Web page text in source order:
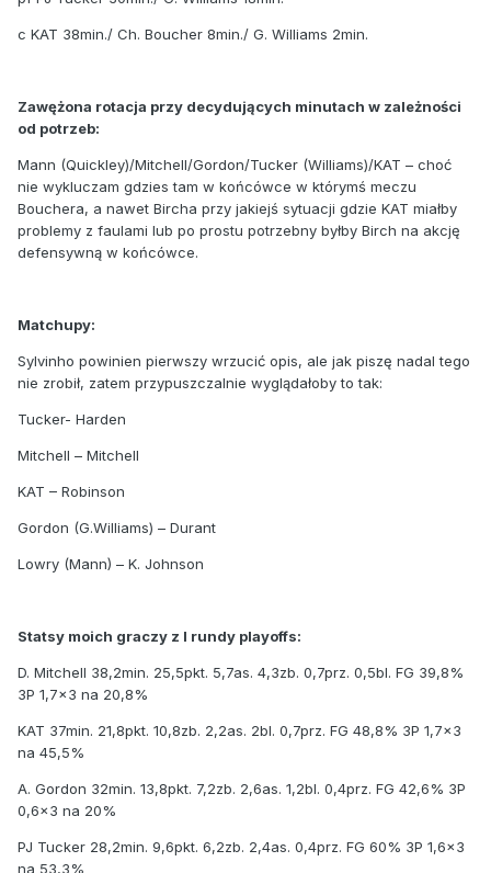
c KAT 38min./ Ch. Boucher 8min./ G. Williams 2min.
Zawężona rotacja przy decydujących minutach w zależności
od potrzeb:
Mann (Quickley)/Mitchell/Gordon/Tucker (Williams)/KAT – choć
nie wykluczam gdzies tam w końcówce w którymś meczu
Bouchera, a nawet Bircha przy jakiejś sytuacji gdzie KAT miałby
problemy z faulami lub po prostu potrzebny byłby Birch na akcję
defensywną w końcówce.
Matchupy:
Sylvinho powinien pierwszy wrzucić opis, ale jak piszę nadal tego
nie zrobił, zatem przypuszczalnie wyglądałoby to tak:
Tucker- Harden
Mitchell – Mitchell
KAT – Robinson
Gordon (G.Williams) – Durant
Lowry (Mann) – K. Johnson
Statsy moich graczy z I rundy playoffs:
D. Mitchell 38,2min. 25,5pkt. 5,7as. 4,3zb. 0,7prz. 0,5bl. FG 39,8%
3P 1,7x3 na 20,8%
KAT 37min. 21,8pkt. 10,8zb. 2,2as. 2bl. 0,7prz. FG 48,8% 3P 1,7x3
na 45,5%
A. Gordon 32min. 13,8pkt. 7,2zb. 2,6as. 1,2bl. 0,4prz. FG 42,6% 3P
0,6x3 na 20%
PJ Tucker 28,2min. 9,6pkt. 6,2zb. 2,4as. 0,4prz. FG 60% 3P 1,6x3
na 53,3%